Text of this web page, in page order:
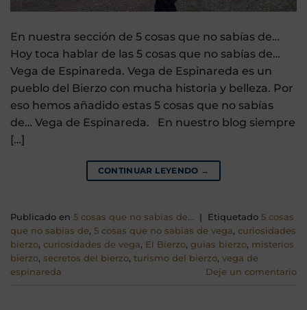
En nuestra sección de 5 cosas que no sabías de…
Hoy toca hablar de las 5 cosas que no sabías de…
Vega de Espinareda. Vega de Espinareda es un
pueblo del Bierzo con mucha historia y belleza. Por
eso hemos añadido estas 5 cosas que no sabías
de… Vega de Espinareda. En nuestro blog siempre
[…]
CONTINUAR LEYENDO →
Publicado en 5 cosas que no sabías de... Etiquetado 5 cosas
que no sabias de, 5 cosas que no sabias de vega, curiosidades
bierzo, curiosidades de vega, El Bierzo, guias bierzo, misterios
bierzo, secretos del bierzo, turismo del bierzo, vega de
espinareda
Deje un comentario